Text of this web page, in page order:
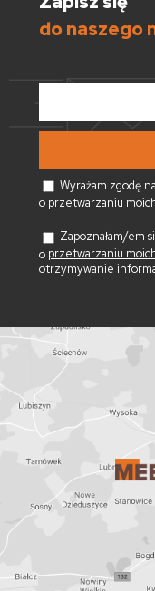
do naszego
*
Wyrażam zgodę
o przetwarzaniu
Zapoznałam/em
o przetwarzaniu
otrzymywanie